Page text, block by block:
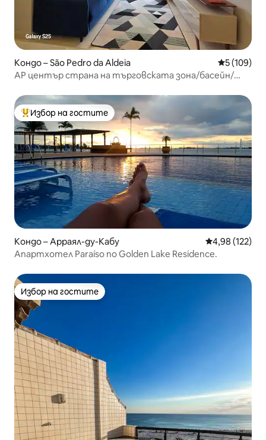
Кондо – São Pedro da Aldeia Средна
5 (109)
AP център страна на търговската зона/басейн/
Най-популярен избор на гостите
Избор на гостите
Кондо – Арраял-ду-Кабу Средна
4,98 (122)
Апартхотел Paraíso no Golden Lake Residence.
Избор на гостите
Избор на гостите